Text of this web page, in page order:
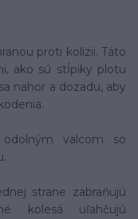
proti kolízii. Táto
ako sú stĺpiky plotu
nahor a dozadu, aby
valcom so
strane zabraňujú
kolesá uľahčujú